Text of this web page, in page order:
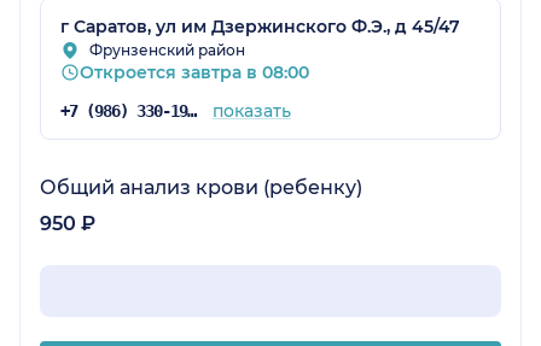
г Саратов, ул им Дзержинского Ф.Э., д 45/47
Фрунзенский район
Откроется завтра в 08:00
+7 (986) 330-19-25 показать
Общий анализ крови (ребенку)
950 ₽